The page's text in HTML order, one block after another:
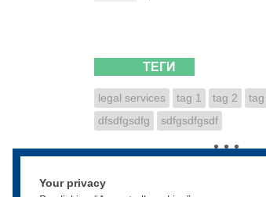
ТЕГИ
legal services tag 1 tag 2 tag
dfsdfgsdfg
sdfgsdfgsdf
• • •
Your privacy